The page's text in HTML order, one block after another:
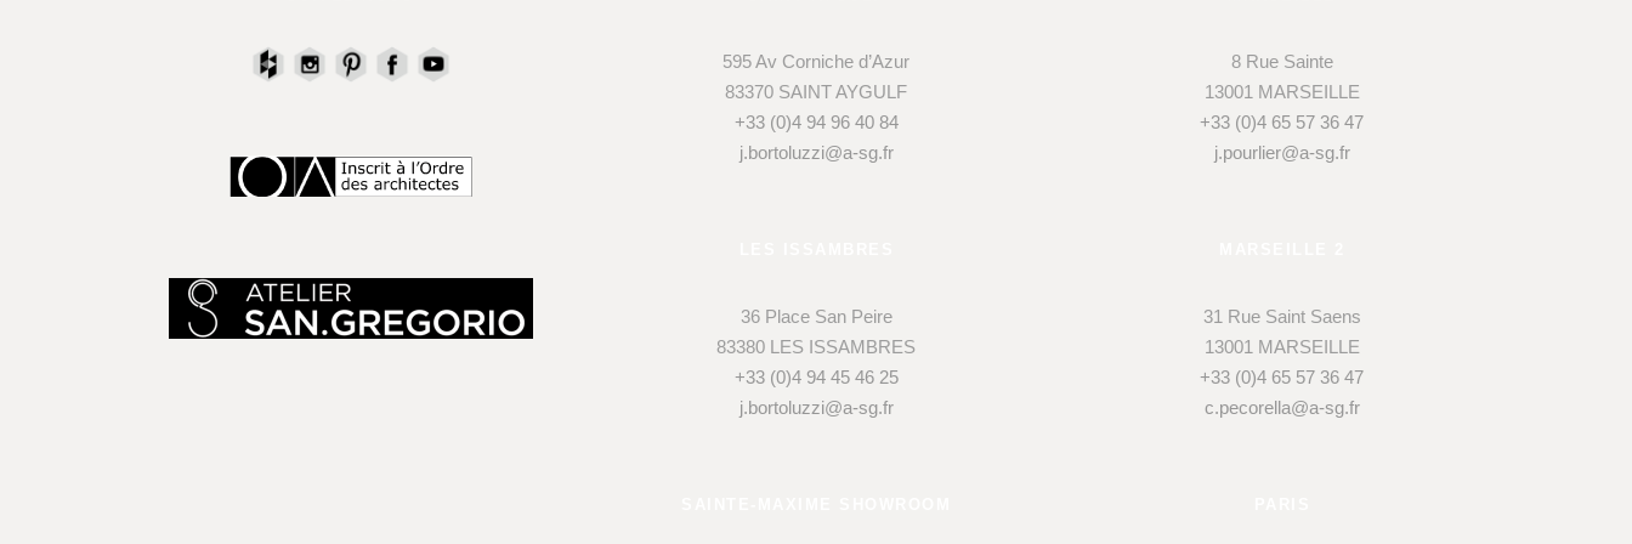
595 Av Corniche d’Azur
83370 SAINT AYGULF
+33 (0)4 94 96 40 84
j.bortoluzzi@a-sg.fr
36 Place San Peire
83380 LES ISSAMBRES
+33 (0)4 94 45 46 25
j.bortoluzzi@a-sg.fr
8 Rue Sainte
13001 MARSEILLE
+33 (0)4 65 57 36 47
j.pourlier@a-sg.fr
31 Rue Saint Saens
13001 MARSEILLE
+33 (0)4 65 57 36 47
c.pecorella@a-sg.fr